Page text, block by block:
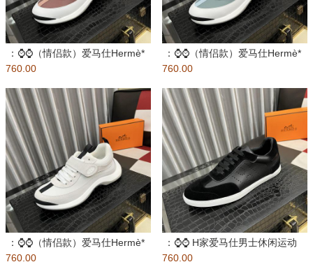
：⌚️⌚️（情侣款）爱马仕Hermè*
官方最新高端休闲鞋，独
760.00
：⌚️⌚️（情侣款）爱马仕Hermè*
官方最新高端休闲鞋，独
760.00
：⌚️⌚️（情侣款）爱马仕Hermè*
官方最新高端休闲鞋，独
760.00
：⌚️⌚️ H家爱马仕男士休闲运动
鞋 麂皮山羊皮运动鞋装饰撞
760.00